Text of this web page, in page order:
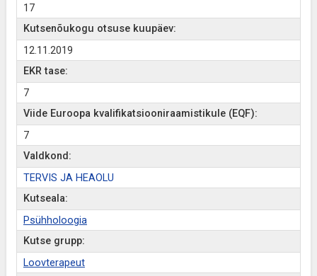
17
Kutsenõukogu otsuse kuupäev:
12.11.2019
EKR tase:
7
Viide Euroopa kvalifikatsiooniraamistikule (EQF):
7
Valdkond:
TERVIS JA HEAOLU
Kutseala:
Psühholoogia
Kutse grupp:
Loovterapeut